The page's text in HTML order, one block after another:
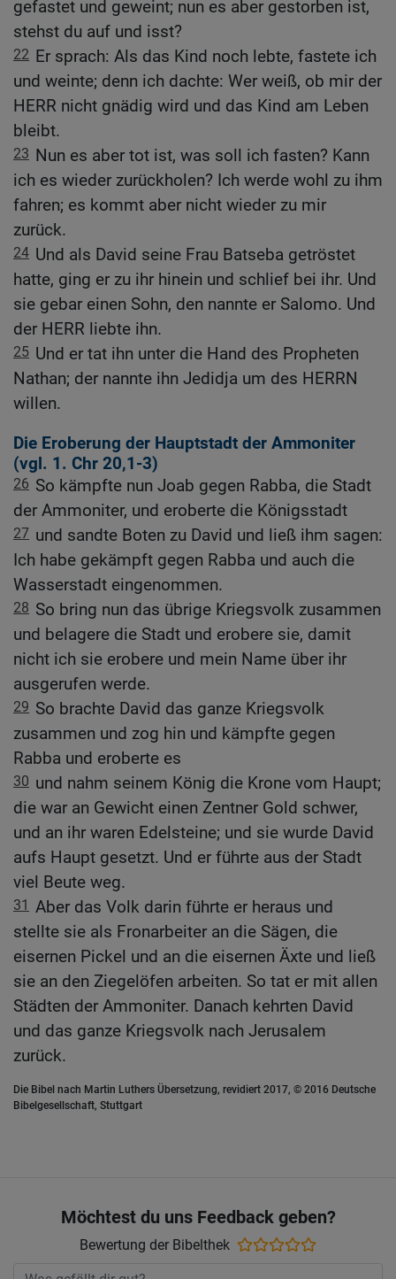
gefastet und geweint; nun es aber gestorben ist,
stehst du auf und isst?
22 Er sprach: Als das Kind noch lebte, fastete ich
und weinte; denn ich dachte: Wer weiß, ob mir der
HERR nicht gnädig wird und das Kind am Leben
bleibt.
23 Nun es aber tot ist, was soll ich fasten? Kann
ich es wieder zurückholen? Ich werde wohl zu ihm
fahren; es kommt aber nicht wieder zu mir
zurück.
24 Und als David seine Frau Batseba getröstet
hatte, ging er zu ihr hinein und schlief bei ihr. Und
sie gebar einen Sohn, den nannte er Salomo. Und
der HERR liebte ihn.
25 Und er tat ihn unter die Hand des Propheten
Nathan; der nannte ihn Jedidja um des HERRN
willen.
Die Eroberung der Hauptstadt der Ammoniter
(vgl. 1. Chr 20,1-3)
26 So kämpfte nun Joab gegen Rabba, die Stadt
der Ammoniter, und eroberte die Königsstadt
27 und sandte Boten zu David und ließ ihm sagen:
Ich habe gekämpft gegen Rabba und auch die
Wasserstadt eingenommen.
28 So bring nun das übrige Kriegsvolk zusammen
und belagere die Stadt und erobere sie, damit
nicht ich sie erobere und mein Name über ihr
ausgerufen werde.
29 So brachte David das ganze Kriegsvolk
zusammen und zog hin und kämpfte gegen
Rabba und eroberte es
30 und nahm seinem König die Krone vom Haupt;
die war an Gewicht einen Zentner Gold schwer,
und an ihr waren Edelsteine; und sie wurde David
aufs Haupt gesetzt. Und er führte aus der Stadt
viel Beute weg.
31 Aber das Volk darin führte er heraus und
stellte sie als Fronarbeiter an die Sägen, die
eisernen Pickel und an die eisernen Äxte und ließ
sie an den Ziegelöfen arbeiten. So tat er mit allen
Städten der Ammoniter. Danach kehrten David
und das ganze Kriegsvolk nach Jerusalem
zurück.
Die Bibel nach Martin Luthers Übersetzung, revidiert 2017, © 2016 Deutsche
Bibelgesellschaft, Stuttgart
Möchtest du uns Feedback geben?
Bewertung der Bibelthek